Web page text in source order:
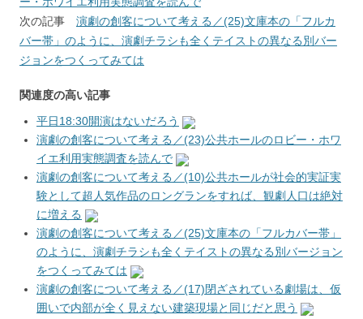
次の記事 演劇の創客について考える／(25)文庫本の「フルカ
バー帯」のように、演劇チラシも全くテイストの異なる別バー
ジョンをつくってみては
関連度の高い記事
平日18:30開演はないだろう
演劇の創客について考える／(23)公共ホールのロビー・ホワ
イエ利用実態調査を読んで
演劇の創客について考える／(10)公共ホールが社会的実証実
験として超人気作品のロングランをすれば、観劇人口は絶対
に増える
演劇の創客について考える／(25)文庫本の「フルカバー帯」
のように、演劇チラシも全くテイストの異なる別バージョン
をつくってみては
演劇の創客について考える／(17)閉ざされている劇場は、仮
囲いで内部が全く見えない建築現場と同じだと思う